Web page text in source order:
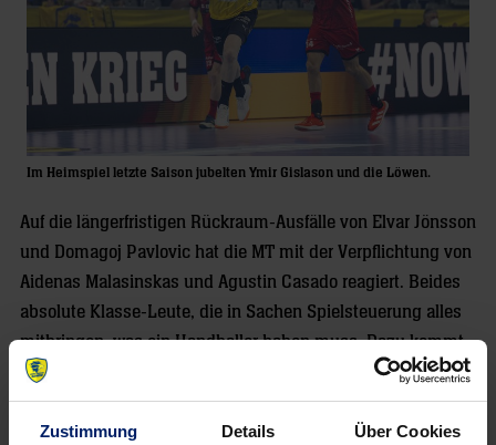
Zustimmung Details Über Cookies
Im Heimspiel letzte Saison jubelten Ymir Gislason und die Löwen.
Auf die längerfristigen Rückraum-Ausfälle von Elvar Jönsson
und Domagoj Pavlovic hat die MT mit der Verpflichtung von
Aidenas Malasinskas und Agustin Casado reagiert. Beides
absolute Klasse-Leute, die in Sachen Spielsteuerung alles
mitbringen, was ein Handballer haben muss. Dazu kommt
auf halbrechts mit Ivan Martinovic ein extrem dynamischer
Rückraum-Mann. David Mandic auf Linksaußen ist wie
Martinovic Kroate und bringt absolutes Top-Niveau mit,